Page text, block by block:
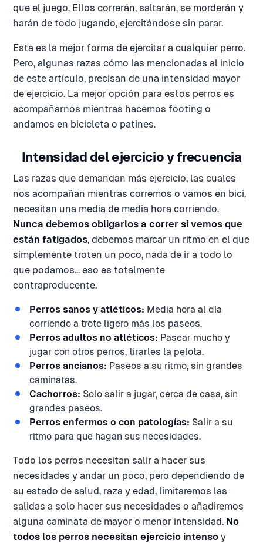
que el juego. Ellos correrán, saltarán, se morderán y
harán de todo jugando, ejercitándose sin parar.
Esta es la mejor forma de ejercitar a cualquier perro.
Pero, algunas razas cómo las mencionadas al inicio
de este artículo, precisan de una intensidad mayor
de ejercicio. La mejor opción para estos perros es
acompañarnos mientras hacemos footing o
andamos en bicicleta o patines.
Intensidad del ejercicio y frecuencia
Las razas que demandan más ejercicio, las cuales
nos acompañan mientras corremos o vamos en bici,
necesitan una media de media hora corriendo.
Nunca debemos obligarlos a correr si vemos que
están fatigados, debemos marcar un ritmo en el que
simplemente troten un poco, nada de ir a todo lo
que podamos... eso es totalmente
contraproducente.
Perros sanos y atléticos: Media hora al día
corriendo a trote ligero más los paseos.
Perros adultos no atléticos: Pasear mucho y
jugar con otros perros, tirarles la pelota.
Perros ancianos: Paseos a su ritmo, sin grandes
caminatas.
Cachorros: Solo salir a jugar, cerca de casa, sin
grandes paseos.
Perros enfermos o con patologías: Salir a su
ritmo para que hagan sus necesidades.
Todo los perros necesitan salir a hacer sus
necesidades y andar un poco, pero dependiendo de
su estado de salud, raza y edad, limitaremos las
salidas a solo hacer sus necesidades o añadiremos
alguna caminata de mayor o menor intensidad. No
todos los perros necesitan ejercicio intenso y